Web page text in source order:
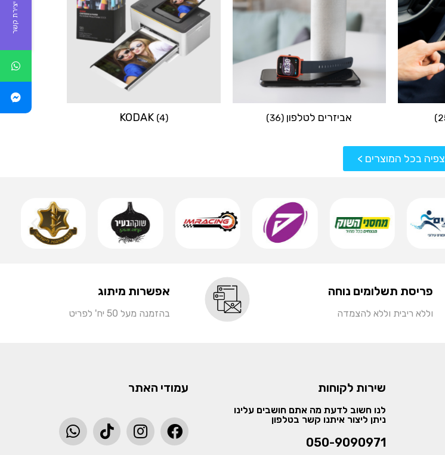
אביזרים לטלפון (36)
KODAK (4)
צפיה בכל המוצרים >
פריסת תשלומים נוחה
וללא ריבית וללא להצמדה
אפשרות מיתוג
בהזמנה מעל 50 יח' לפריט
שירות לקוחות
לנו חשוב לדעת מה אתם חושבים עלינו
ניתן ליצור איתנו קשר בטלפון
050-9090971
עמודי האתר
יצירת קשר